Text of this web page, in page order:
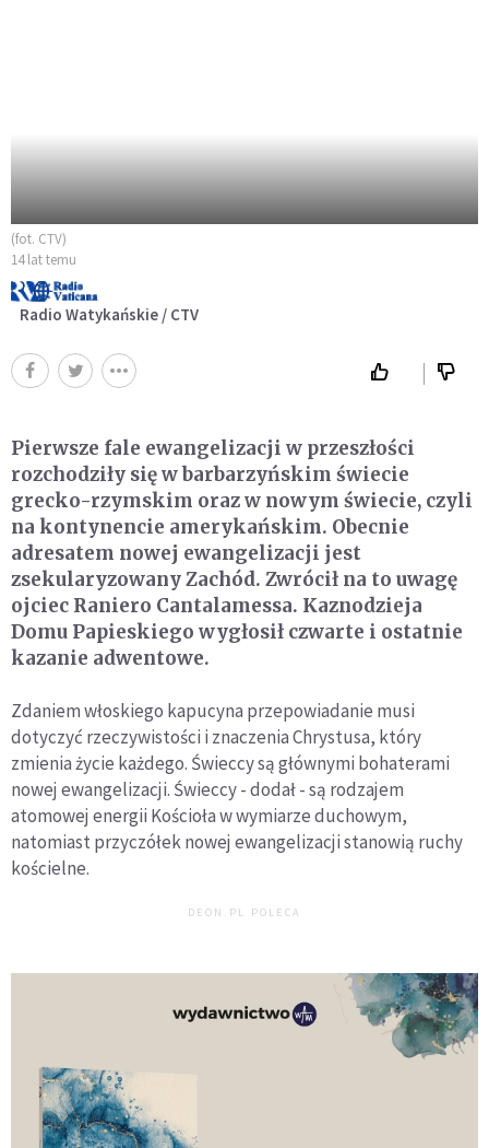
(fot. CTV)
14 lat temu
Radio Watykańskie / CTV
Pierwsze fale ewangelizacji w przeszłości
rozchodziły się w barbarzyńskim świecie
grecko-rzymskim oraz w nowym świecie, czyli
na kontynencie amerykańskim. Obecnie
adresatem nowej ewangelizacji jest
zsekularyzowany Zachód. Zwrócił na to uwagę
ojciec Raniero Cantalamessa. Kaznodzieja
Domu Papieskiego wygłosił czwarte i ostatnie
kazanie adwentowe.
Zdaniem włoskiego kapucyna przepowiadanie musi
dotyczyć rzeczywistości i znaczenia Chrystusa, który
zmienia życie każdego. Świeccy są głównymi bohaterami
nowej ewangelizacji. Świeccy - dodał - są rodzajem
atomowej energii Kościoła w wymiarze duchowym,
natomiast przyczółek nowej ewangelizacji stanowią ruchy
kościelne.
DEON.PL POLECA